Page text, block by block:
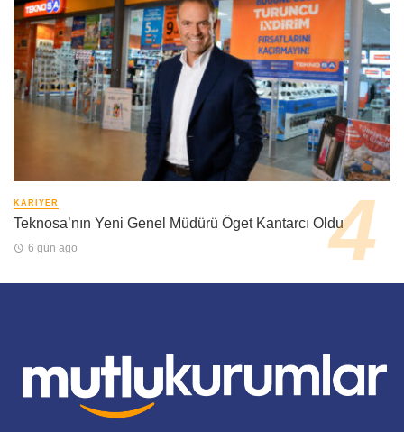
KARIYER
Teknosa’nın Yeni Genel Müdürü Öget Kantarcı Oldu
6 gün ago